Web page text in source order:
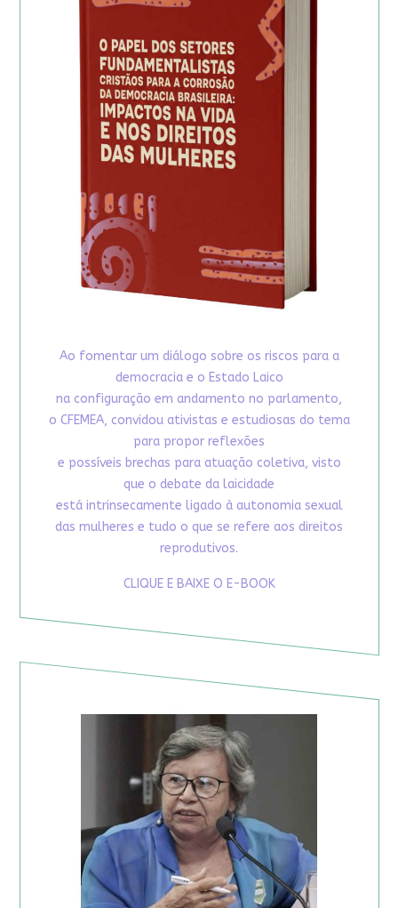
Ao fomentar um diálogo sobre os riscos para a
democracia e o Estado Laico
na configuração em andamento no parlamento,
o CFEMEA, convidou ativistas e estudiosas do tema
para propor reflexões
e possíveis brechas para atuação coletiva, visto
que o debate da laicidade
está intrinsecamente ligado à autonomia sexual
das mulheres e tudo o que se refere aos direitos
reprodutivos.
CLIQUE E BAIXE O E-BOOK